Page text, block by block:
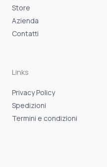
Store
Azienda
Contatti
Links
Privacy Policy
Spedizioni
Termini e condizioni